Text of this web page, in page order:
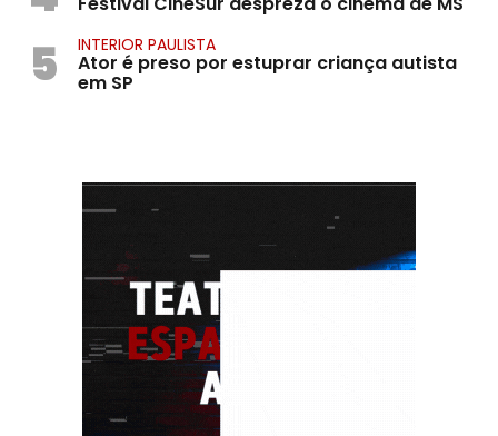
5 INTERIOR PAULISTA
Ator é preso por estuprar criança autista
em SP